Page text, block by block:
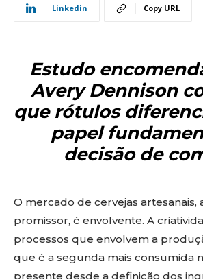
Linkedin Copy URL
Estudo
Avery Dennison
que rótulos
papel
decisão de
O mercado de cervejas artesanais,
promissor, é envolvente. A
processos que envolvem a
que é a segunda mais consumida
presente desde a definição dos